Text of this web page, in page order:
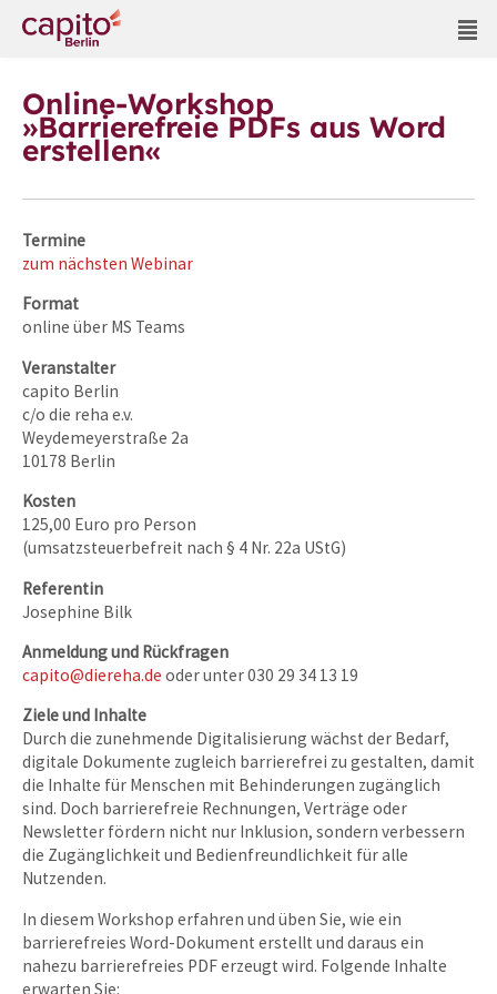
Online-Workshop
»Barrierefreie PDFs aus Word
erstellen«
Termine
zum nächsten Webinar
Format
online über MS Teams
Veranstalter
capito Berlin
c/o die reha e.v.
Weydemeyerstraße 2a
10178 Berlin
Kosten
125,00 Euro pro Person
(umsatzsteuerbefreit nach § 4 Nr. 22a UStG)
Referentin
Josephine Bilk
Anmeldung und Rückfragen
capito@diereha.de oder unter 030 29 34 13 19
Ziele und Inhalte
Durch die zunehmende Digitalisierung wächst der Bedarf,
digitale Dokumente zugleich barrierefrei zu gestalten, damit
die Inhalte für Menschen mit Behinderungen zugänglich
sind. Doch barrierefreie Rechnungen, Verträge oder
Newsletter fördern nicht nur Inklusion, sondern verbessern
die Zugänglichkeit und Bedienfreundlichkeit für alle
Nutzenden.
In diesem Workshop erfahren und üben Sie, wie ein
barrierefreies Word-Dokument erstellt und daraus ein
nahezu barrierefreies PDF erzeugt wird. Folgende Inhalte
erwarten Sie: